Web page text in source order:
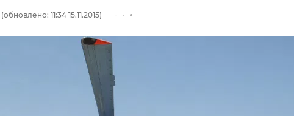
(обновлено: 11:34 15.11.2015)